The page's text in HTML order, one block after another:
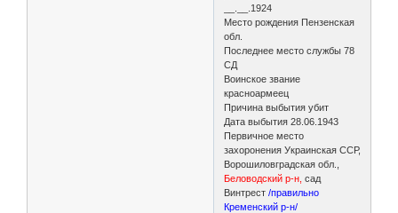
__.__.1924
Место рождения Пензенская
обл.
Последнее место службы 78
СД
Воинское звание
красноармеец
Причина выбытия убит
Дата выбытия 28.06.1943
Первичное место
захоронения Украинская ССР,
Ворошиловградская обл.,
Беловодский р-н, сад
Винтрест/правильно
Кременский р-н/